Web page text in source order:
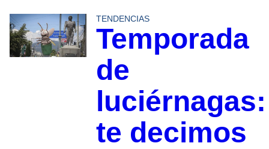
TENDENCIAS
Temporada
de
luciérnagas:
te decimos